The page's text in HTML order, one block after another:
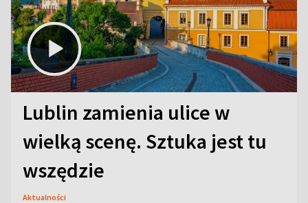
Lublin zamienia ulice w
wielką scenę. Sztuka jest tu
wszędzie
Aktualności